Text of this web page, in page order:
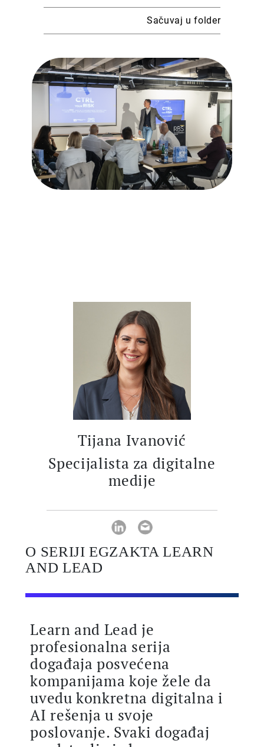
Sačuvaj u folder
Tijana Ivanović
Specijalista za digitalne
medije
O SERIJI EGZAKTA LEARN
AND LEAD
Learn and Lead je
profesionalna serija
događaja posvećena
kompanijama koje žele da
uvedu konkretna digitalna i
AI rešenja u svoje
poslovanje. Svaki događaj